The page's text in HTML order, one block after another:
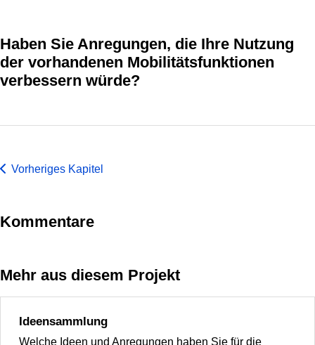
Haben Sie Anregungen, die Ihre Nutzung
der vorhandenen Mobilitätsfunktionen
verbessern würde?
Vorheriges Kapitel
Kommentare
Mehr aus diesem Projekt
Ideensammlung
Welche Ideen und Anregungen haben Sie für die